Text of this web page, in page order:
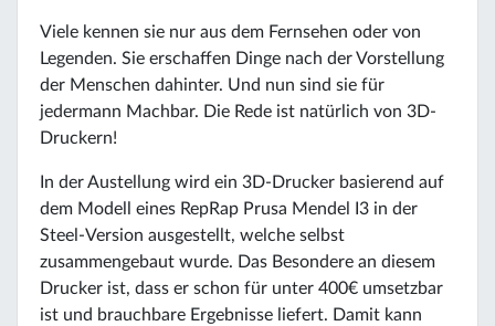
Viele kennen sie nur aus dem Fernsehen oder von
Legenden. Sie erschaffen Dinge nach der Vorstellung
der Menschen dahinter. Und nun sind sie für
jedermann Machbar. Die Rede ist natürlich von 3D-
Druckern!
In der Austellung wird ein 3D-Drucker basierend auf
dem Modell eines RepRap Prusa Mendel I3 in der
Steel-Version ausgestellt, welche selbst
zusammengebaut wurde. Das Besondere an diesem
Drucker ist, dass er schon für unter 400€ umsetzbar
ist und brauchbare Ergebnisse liefert. Damit kann